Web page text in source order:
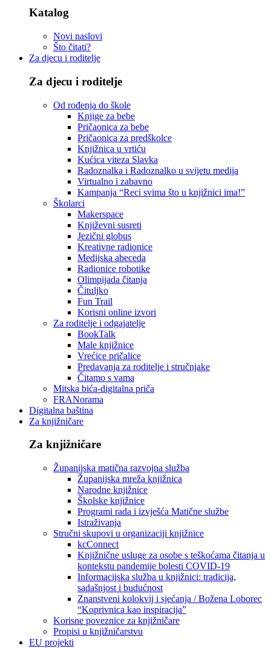
Katalog
Novi naslovi
Što čitati?
Za djecu i roditelje
Za djecu i roditelje
Od rođenja do škole
Knjige za bebe
Pričaonica za bebe
Pričaonica za predškolce
Knjižnica u vrtiću
Kućica viteza Slavka
Radoznalka i Radoznalko u svijetu medija
Virtualno i zabavno
Kampanja “Reci svima što u knjižnici ima!”
Školarci
Makerspace
Književni susreti
Jezični globus
Kreativne radionice
Medijska abeceda
Radionice robotike
Olimpijada čitanja
Čituljko
Fun Trail
Korisni online izvori
Za roditelje i odgajatelje
BookTalk
Male knjižnice
Vrećice pričalice
Predavanja za roditelje i stručnjake
Čitamo s vama
Mitska bića-digitalna priča
FRANorama
Digitalna baština
Za knjižničare
Za knjižničare
Županijska matična razvojna služba
Županijska mreža knjižnica
Narodne knjižnice
Školske knjižnice
Programi rada i izvješća Matične službe
Istraživanja
Stručni skupovi u organizaciji knjižnice
kcConnect
Knjižnične usluge za osobe s teškoćama čitanja u
kontekstu pandemije bolesti COVID-19
Informacijska služba u knjižnici: tradicija,
sadašnjost i budućnost
Znanstveni kolokvij i sjećanja / Božena Loborec
“Koprivnica kao inspiracija”
Korisne poveznice za knjižničare
Propisi u knjižničarstvu
EU projekti